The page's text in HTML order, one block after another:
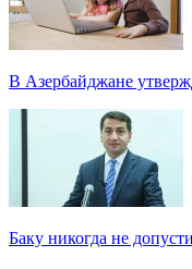
В Азербайджане
Баку никогда не